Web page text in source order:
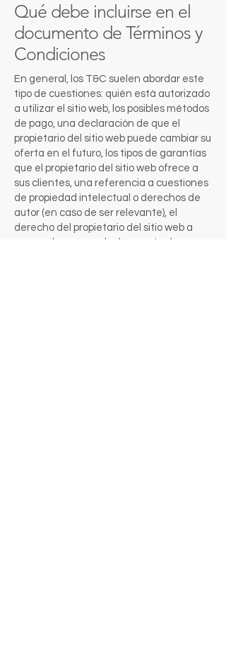
Qué debe incluirse en el
documento de Términos y
Condiciones
En general, los T&C suelen abordar este
tipo de cuestiones: quién está autorizado
a utilizar el sitio web, los posibles métodos
de pago, una declaración de que el
propietario del sitio web puede cambiar su
oferta en el futuro, los tipos de garantías
que el propietario del sitio web ofrece a
sus clientes, una referencia a cuestiones
de propiedad intelectual o derechos de
autor (en caso de ser relevante), el
derecho del propietario del sitio web a
suspender o cancelar la cuenta de un